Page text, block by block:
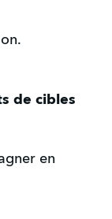
de cibles
en